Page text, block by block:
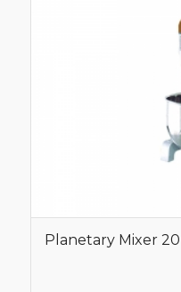
Planetary Mixer